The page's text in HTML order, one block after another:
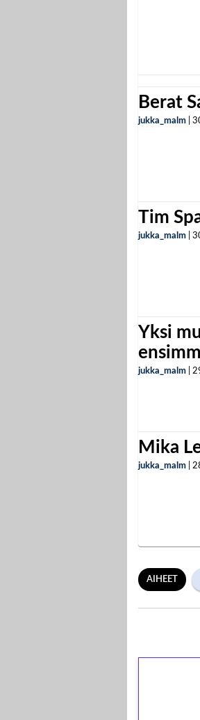
Berat
jukka_malm
Tim
jukka_malm
Yksi
jukka_malm
Mika
jukka_malm
AIHEET